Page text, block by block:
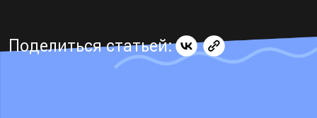
Поделиться статьей: